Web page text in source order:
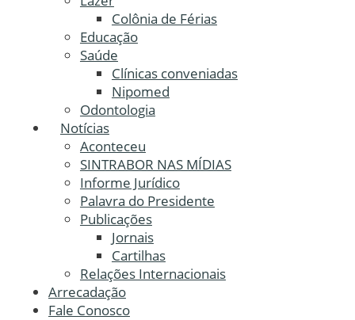
Colônia de Férias
Educação
Saúde
Clínicas conveniadas
Nipomed
Odontologia
Notícias
Aconteceu
SINTRABOR NAS MÍDIAS
Informe Jurídico
Palavra do Presidente
Publicações
Jornais
Cartilhas
Relações Internacionais
Arrecadação
Fale Conosco